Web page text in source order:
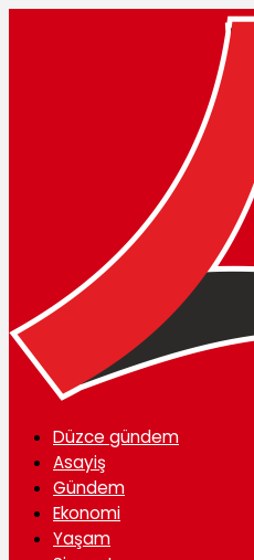
Düzce gündem
Asayiş
Gündem
Ekonomi
Yaşam